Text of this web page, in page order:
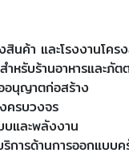
นค้า และโรงงานโคร
หรับร้านอาหารและภัต
อนุญาตก่อสร้าง
ครบวงจร
บและพลังงาน
ริการด้านการออกแบ